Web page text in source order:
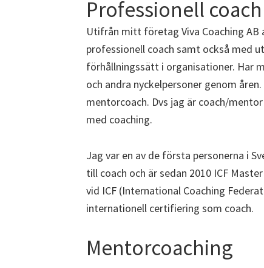
Professionell coach
Utifrån mitt företag Viva Coaching
professionell coach samt också med
förhållningssätt i organisationer. Har
och andra nyckelpersoner genom
mentorcoach. Dvs jag är coach/
med coaching.
Jag var en av de första personerna i
till coach och är sedan 2010 ICF
vid ICF (International Coaching
internationell certifiering som coach.
Mentorcoaching